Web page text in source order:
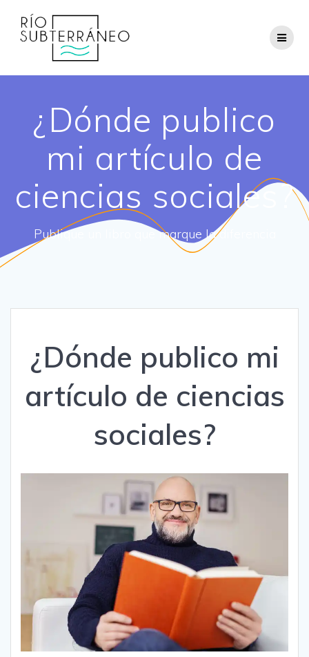
¿Dónde publico
mi artículo de
ciencias sociales?
Publique un libro que marque la diferencia
¿Dónde publico mi
artículo de ciencias
sociales?